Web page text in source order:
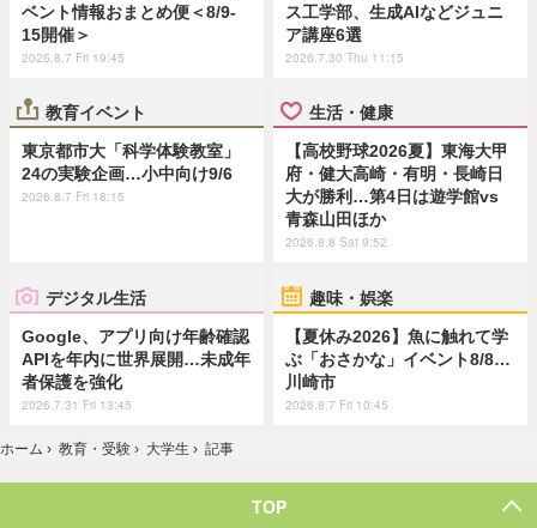
ベント情報おまとめ便＜8/9-
15開催＞
2026.8.7 Fri 19:45
ス工学部、生成AIなどジュニ
ア講座6選
2026.7.30 Thu 11:15
教育イベント
東京都市大「科学体験教室」
24の実験企画…小中向け9/6
2026.8.7 Fri 18:15
生活・健康
【高校野球2026夏】東海大甲
府・健大高崎・有明・長崎日
大が勝利…第4日は遊学館vs
青森山田ほか
2026.8.8 Sat 9:52
デジタル生活
Google、アプリ向け年齢確認
APIを年内に世界展開…未成年
者保護を強化
2026.7.31 Fri 13:45
趣味・娯楽
【夏休み2026】魚に触れて学
ぶ「おさかな」イベント8/8…
川崎市
2026.8.7 Fri 10:45
ホーム › 教育・受験 › 大学生 › 記事
TOP